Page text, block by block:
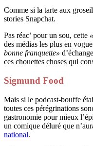
Comme si la tarte aux
stories Snapchat.
Pas réac’ pour un sou, cette
des médias les plus en
bonne franquette»
ces chouettes choses qui
Sigmund Food
Mais si le podcast-bouffe
toutes ces pérégrinations
gastronomie pour mieux
un comique déluré que
national.